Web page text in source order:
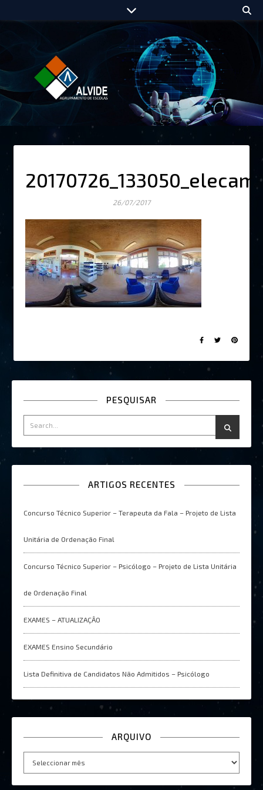
26/07/2017
PESQUISAR
ARTIGOS RECENTES
Concurso Técnico Superior – Terapeuta da Fala – Projeto de Lista
Unitária de Ordenação Final
Concurso Técnico Superior – Psicólogo – Projeto de Lista Unitária
de Ordenação Final
EXAMES – ATUALIZAÇÂO
EXAMES Ensino Secundário
Lista Definitiva de Candidatos Não Admitidos – Psicólogo
ARQUIVO
Arquivo